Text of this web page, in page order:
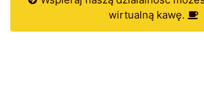
wirtualną kawę.